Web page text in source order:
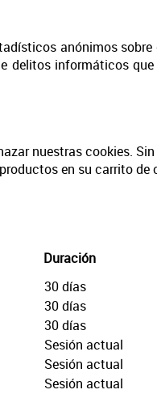
anónimos
delitos informáticos
nuestras cookies.
en su carrito de
Duración
30 días
30 días
30 días
Sesión actual
Sesión actual
Sesión actual